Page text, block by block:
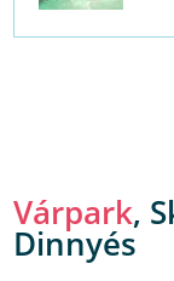
Várpark,
Dinnyés